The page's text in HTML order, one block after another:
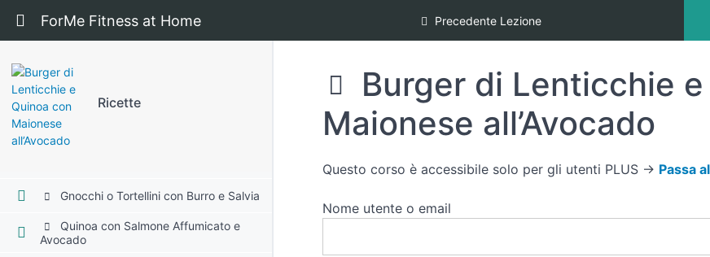
Ritorna a corso: Ricette
ForMe Fitness at Home Precedente Lezione
Ricette
Pasta Integrale con Ragù e Olio Extra
Insalata di Ceci e Tonno (Rafforzata)
Frittata di Uova e Patate
Gnocchi o Tortellini con Burro e Salvia
Quinoa con Salmone Affumicato e
Avocado
Burger di Lenticchie
Maionese all’Avocado
Questo corso è accessibile solo per gli utenti PLUS → Passa
Nome utente o email